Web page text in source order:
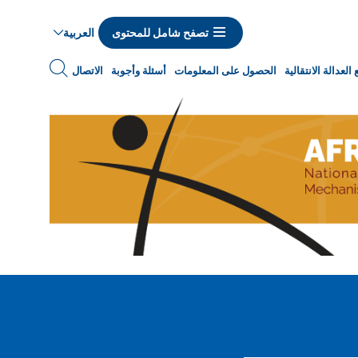
تصفح شامل للمحتوى العربية
الانتقالية الحصول على المعلومات أسئلة وأجوبة الاتصال